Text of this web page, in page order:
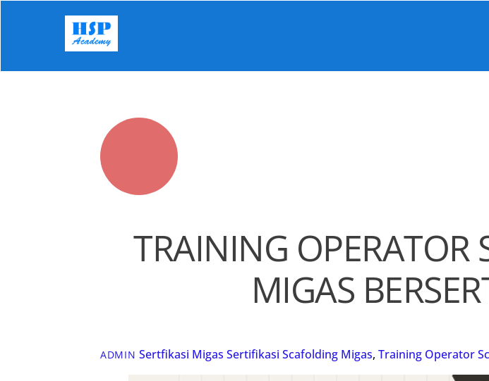
TRAINING OPERATOR
MIGAS
ADMIN Sertfikasi Migas Sertifikasi Scafolding Migas, Training Operator